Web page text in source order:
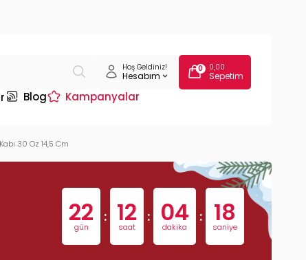
Hoş Geldiniz!
Hesabım
0 0,00
Sepetim
Blog Kampanyalar
30 Oz 14,5 Cm
22
gün
: 12
saat
: 04
dakika
: 17
saniye